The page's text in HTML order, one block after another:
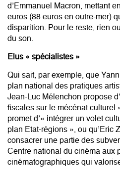
d’Emmanuel Macron, mettant
euros (88 euros en outre-mer)
disparition. Pour le reste, rien
du son.
Elus « spécialistes »
Qui sait, par exemple, que
plan national des pratiques
Jean-Luc Mélenchon propose
fiscales sur le mécénat culturel
promet d’« intégrer un volet
plan Etat-régions », ou qu’Eric
consacrer une partie des
Centre national du cinéma aux
cinématographiques qui